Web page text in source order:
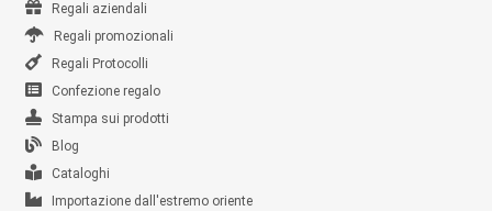
Regali aziendali
Regali promozionali
Regali Protocolli
Confezione regalo
Stampa sui prodotti
Blog
Cataloghi
Importazione dall'estremo oriente